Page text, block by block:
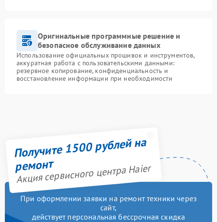
Оригинальные программные решение и
безопасное обслуживание данных
Использование официальных прошивок и инструментов,
аккуратная работа с пользовательскими данными:
резервное копирование, конфиденциальность и
восстановление информации при необходимости
Получите 1500 рублей на
ремонт
Акция сервисного центра Haier
При оформлении заявки на ремонт техники через
сайт,
действует персональная бессрочная скидка